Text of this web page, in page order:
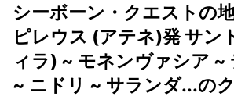
シーボーン・クエストの
ピレウス (アテネ)発 サン
ィラ) ~ モネンヴァシア ~
~ ニドリ ~ サランダ...の